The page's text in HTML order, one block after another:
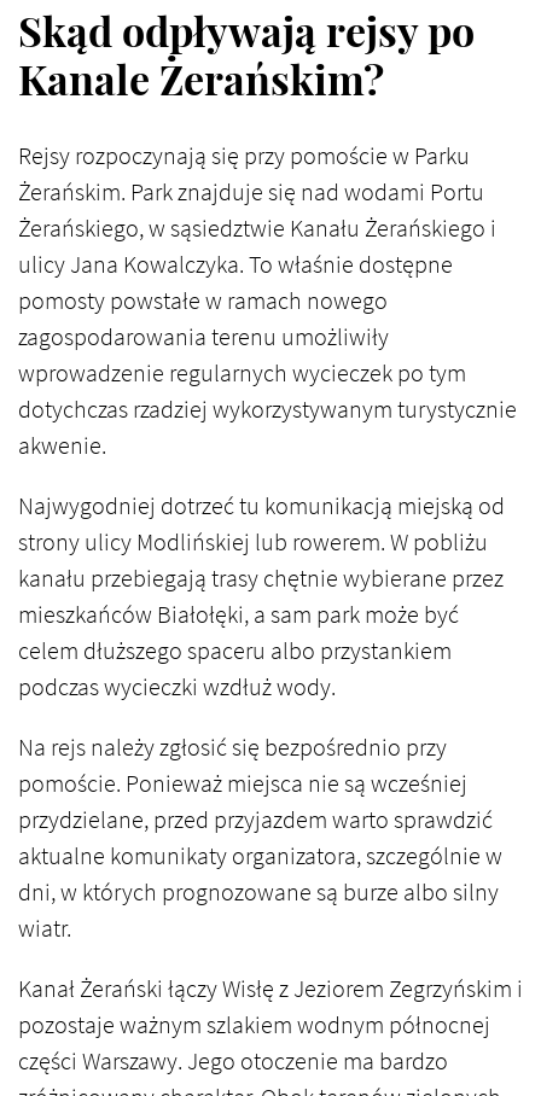
Skąd odpływają rejsy po
Kanale Żerańskim?
Rejsy rozpoczynają się przy pomoście w Parku
Żerańskim. Park znajduje się nad wodami Portu
Żerańskiego, w sąsiedztwie Kanału Żerańskiego i
ulicy Jana Kowalczyka. To właśnie dostępne
pomosty powstałe w ramach nowego
zagospodarowania terenu umożliwiły
wprowadzenie regularnych wycieczek po tym
dotychczas rzadziej wykorzystywanym turystycznie
akwenie.
Najwygodniej dotrzeć tu komunikacją miejską od
strony ulicy Modlińskiej lub rowerem. W pobliżu
kanału przebiegają trasy chętnie wybierane przez
mieszkańców Białołęki, a sam park może być
celem dłuższego spaceru albo przystankiem
podczas wycieczki wzdłuż wody.
Na rejs należy zgłosić się bezpośrednio przy
pomoście. Ponieważ miejsca nie są wcześniej
przydzielane, przed przyjazdem warto sprawdzić
aktualne komunikaty organizatora, szczególnie w
dni, w których prognozowane są burze albo silny
wiatr.
Kanał Żerański łączy Wisłę z Jeziorem Zegrzyńskim i
pozostaje ważnym szlakiem wodnym północnej
części Warszawy. Jego otoczenie ma bardzo